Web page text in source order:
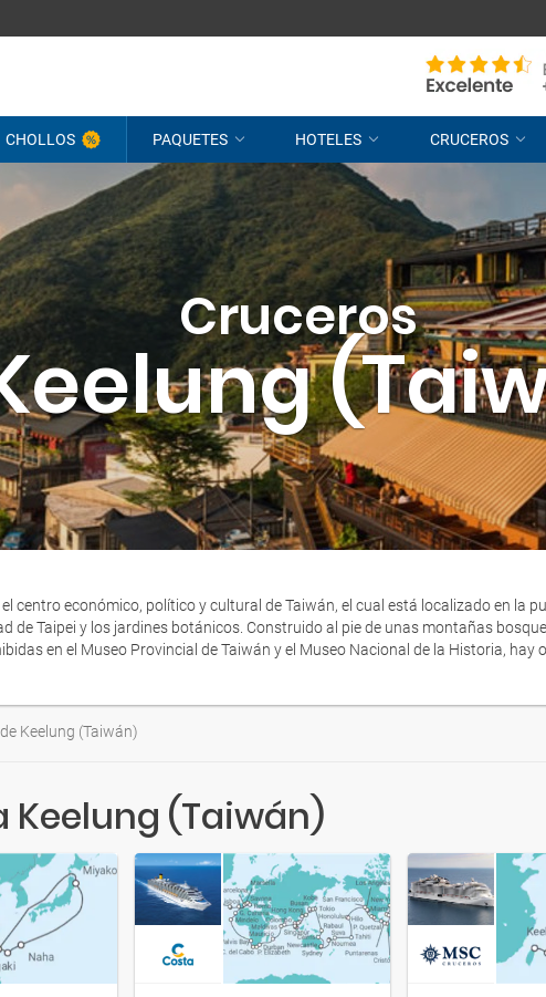
CHOLLOS PAQUETES HOTELES CRUCEROS
Cruceros
centro económico, político y cultural de Taiwán, el cual está localizado en la
de Taipei y los jardines botánicos. Construido al pie de unas montañas
en el Museo Provincial de Taiwán y el Museo Nacional de la Historia, hay
Keelung (Taiwán)
Keelung (Taiwán)